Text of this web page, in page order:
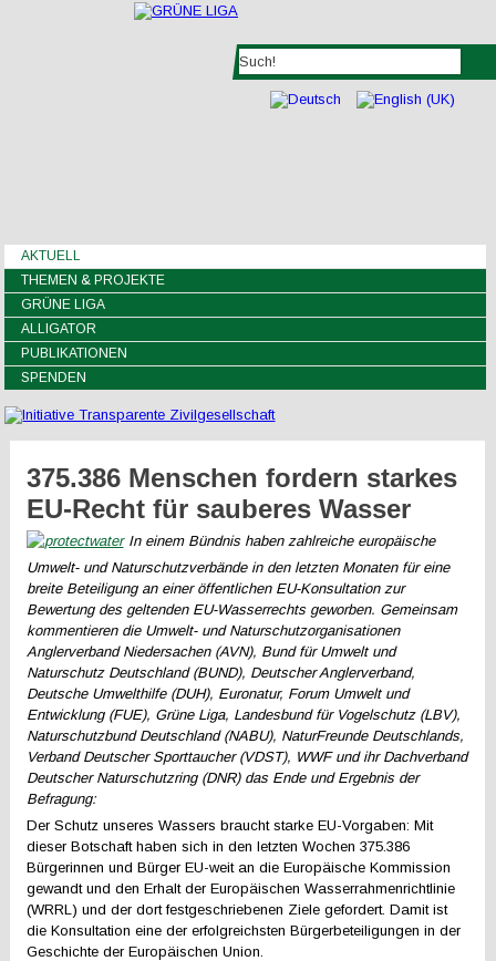
AKTUELL
THEMEN & PROJEKTE
GRÜNE LIGA
ALLIGATOR
PUBLIKATIONEN
SPENDEN
375.386 Menschen fordern starkes
EU-Recht für sauberes Wasser
In einem Bündnis haben zahlreiche europäische
Umwelt- und Naturschutzverbände in den letzten Monaten für eine
breite Beteiligung an einer öffentlichen EU-Konsultation zur
Bewertung des geltenden EU-Wasserrechts geworben. Gemeinsam
kommentieren die Umwelt- und Naturschutzorganisationen
Anglerverband Niedersachen (AVN), Bund für Umwelt und
Naturschutz Deutschland (BUND), Deutscher Anglerverband,
Deutsche Umwelthilfe (DUH), Euronatur, Forum Umwelt und
Entwicklung (FUE), Grüne Liga, Landesbund für Vogelschutz (LBV),
Naturschutzbund Deutschland (NABU), NaturFreunde Deutschlands,
Verband Deutscher Sporttaucher (VDST), WWF und ihr Dachverband
Deutscher Naturschutzring (DNR) das Ende und Ergebnis der
Befragung:
Der Schutz unseres Wassers braucht starke EU-Vorgaben: Mit
dieser Botschaft haben sich in den letzten Wochen 375.386
Bürgerinnen und Bürger EU-weit an die Europäische Kommission
gewandt und den Erhalt der Europäischen Wasserrahmenrichtlinie
(WRRL) und der dort festgeschriebenen Ziele gefordert. Damit ist
die Konsultation eine der erfolgreichsten Bürgerbeteiligungen in der
Geschichte der Europäischen Union.